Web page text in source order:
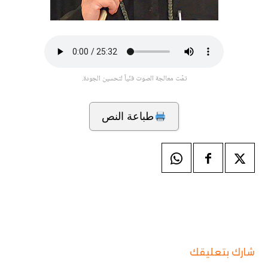
تمّت معالجة الصوت فنّياً لتحسين الجودة.
طباعة النص
شارك بتعليقك